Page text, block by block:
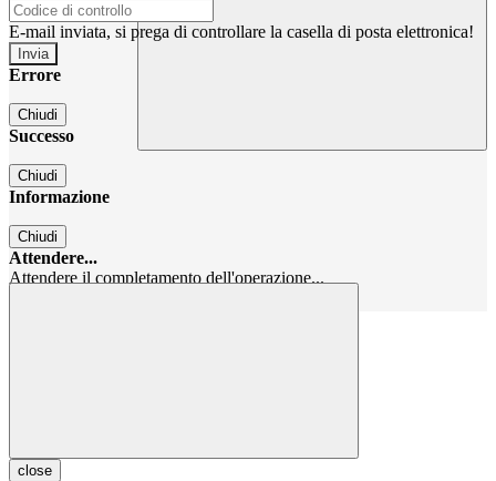
E-mail inviata, si prega di controllare la casella di posta elettronica!
Errore
Chiudi
Successo
Chiudi
Informazione
Chiudi
Attendere...
Attendere il completamento dell'operazione...
close